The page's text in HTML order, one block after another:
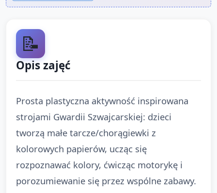
📝
Opis zajęć
Prosta plastyczna aktywność inspirowana
strojami Gwardii Szwajcarskiej: dzieci
tworzą małe tarcze/chorągiewki z
kolorowych papierów, ucząc się
rozpoznawać kolory, ćwicząc motorykę i
porozumiewanie się przez wspólne zabawy.